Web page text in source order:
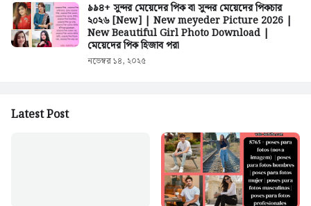
৯৯৪+ সুন্দর মেয়েদের পিক বা সুন্দর মেয়েদের পিকচার
২০২৬ [New] | New meyeder Picture 2026 |
New Beautiful Girl Photo Download |
মেয়েদের পিক হিজাব পরা
নভেম্বর ১৪, ২০২৫
Latest Post